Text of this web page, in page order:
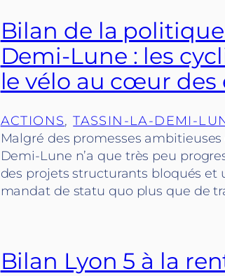
Bilan de la
Demi-Lune : les
le vélo au cœur
ACTIONS, TASSIN-LA-DEMI-
Malgré des promesses
Demi-Lune n’a que très peu
des projets structurants bloqués et
mandat de statu quo plus que de
Bilan Lyon 5 à la